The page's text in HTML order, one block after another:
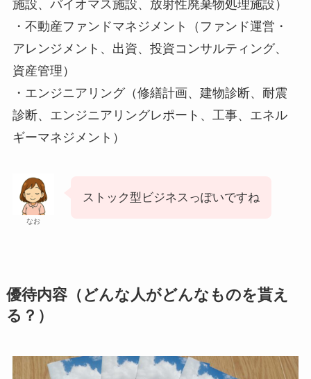
施設、バイオマス施設、放射性廃棄物処理施設）
・不動産ファンドマネジメント（ファンド運営・
アレンジメント、出資、投資コンサルティング、
資産管理）
・エンジニアリング（修繕計画、建物診断、耐震
診断、エンジニアリングレポート、工事、エネル
ギーマネジメント）
なお
ストック型ビジネスっぽいですね
優待内容（どんな人がどんなものを貰え
る？）